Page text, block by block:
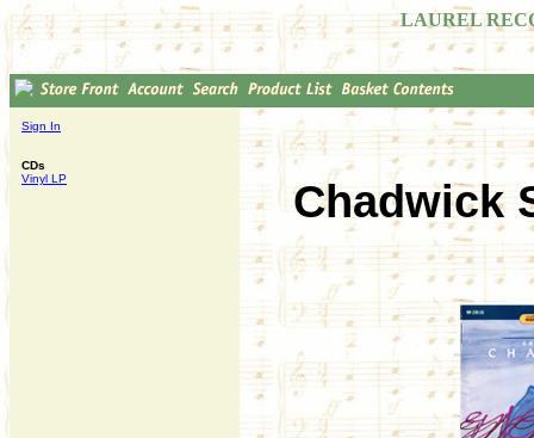
LAUREL
Sign In
CDs
Vinyl LP
Chadwick